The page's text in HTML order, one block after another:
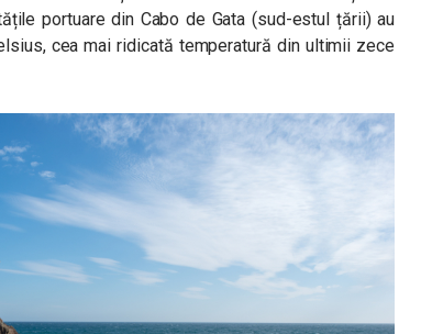
portuare din Cabo de Gata (sud-estul țării) au
cea mai ridicată temperatură din ultimii zece